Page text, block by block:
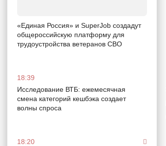
«Единая Россия» и SuperJob создадут
общероссийскую платформу для
трудоустройства ветеранов СВО
18:39
Исследование ВТБ: ежемесячная
смена категорий кешбэка создает
волны спроса
18:20